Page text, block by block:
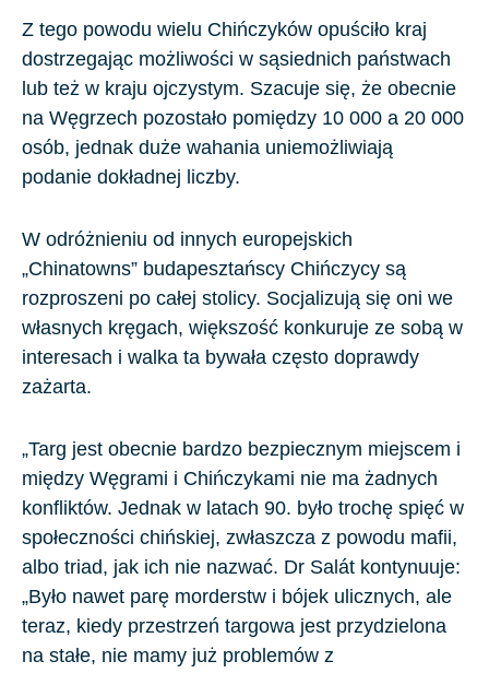
Z tego powodu wielu Chińczyków opuściło kraj
dostrzegając możliwości w sąsiednich państwach
lub też w kraju ojczystym. Szacuje się, że obecnie
na Węgrzech pozostało pomiędzy 10 000 a 20 000
osób, jednak duże wahania uniemożliwiają
podanie dokładnej liczby.
W odróżnieniu od innych europejskich
„Chinatowns” budapesztańscy Chińczycy są
rozproszeni po całej stolicy. Socjalizują się oni we
własnych kręgach, większość konkuruje ze sobą w
interesach i walka ta bywała często doprawdy
zażarta.
„Targ jest obecnie bardzo bezpiecznym miejscem i
między Węgrami i Chińczykami nie ma żadnych
konfliktów. Jednak w latach 90. było trochę spięć w
społeczności chińskiej, zwłaszcza z powodu mafii,
albo triad, jak ich nie nazwać. Dr Salát kontynuuje:
„Było nawet parę morderstw i bójek ulicznych, ale
teraz, kiedy przestrzeń targowa jest przydzielona
na stałe, nie mamy już problemów z